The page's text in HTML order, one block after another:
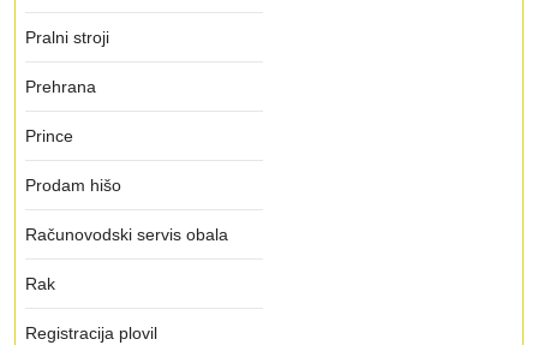
Pralni stroji
Prehrana
Prince
Prodam hišo
Računovodski servis obala
Rak
Registracija plovil